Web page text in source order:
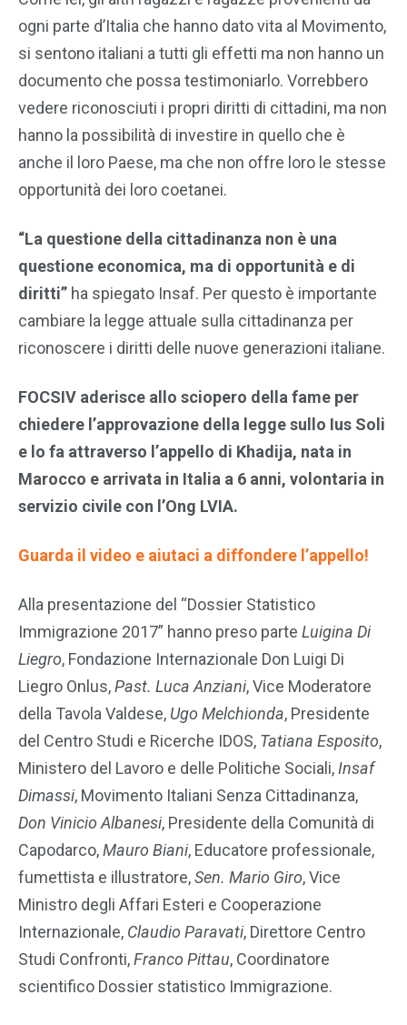
ogni parte d’Italia che hanno dato vita al Movimento,
si sentono italiani a tutti gli effetti ma non hanno un
documento che possa testimoniarlo. Vorrebbero
vedere riconosciuti i propri diritti di cittadini, ma non
hanno la possibilità di investire in quello che è
anche il loro Paese, ma che non offre loro le stesse
opportunità dei loro coetanei.
“La questione della cittadinanza non è una
questione economica, ma di opportunità e di
diritti” ha spiegato Insaf. Per questo è importante
cambiare la legge attuale sulla cittadinanza per
riconoscere i diritti delle nuove generazioni italiane.
FOCSIV aderisce allo sciopero della fame per
chiedere l’approvazione della legge sullo Ius Soli
e lo fa attraverso l’appello di Khadija, nata in
Marocco e arrivata in Italia a 6 anni, volontaria in
servizio civile con l’Ong LVIA.
Guarda il video e aiutaci a diffondere l’appello!
Alla presentazione del “Dossier Statistico
Immigrazione 2017” hanno preso parte Luigina Di
Liegro, Fondazione Internazionale Don Luigi Di
Liegro Onlus,Past. Luca Anziani, Vice Moderatore
della Tavola Valdese, Ugo Melchionda, Presidente
del Centro Studi e Ricerche IDOS, Tatiana Esposito,
Ministero del Lavoro e delle Politiche Sociali, Insaf
Dimassi, Movimento Italiani Senza Cittadinanza,
Don Vinicio Albanesi, Presidente della Comunità di
Capodarco,Mauro Biani, Educatore professionale,
fumettista e illustratore,Sen. Mario Giro, Vice
Ministro degli Affari Esteri e Cooperazione
Internazionale, Claudio Paravati, Direttore Centro
Studi Confronti,Franco Pittau, Coordinatore
scientifico Dossier statistico Immigrazione.